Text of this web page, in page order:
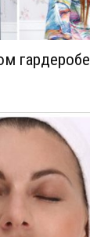
гардеробе